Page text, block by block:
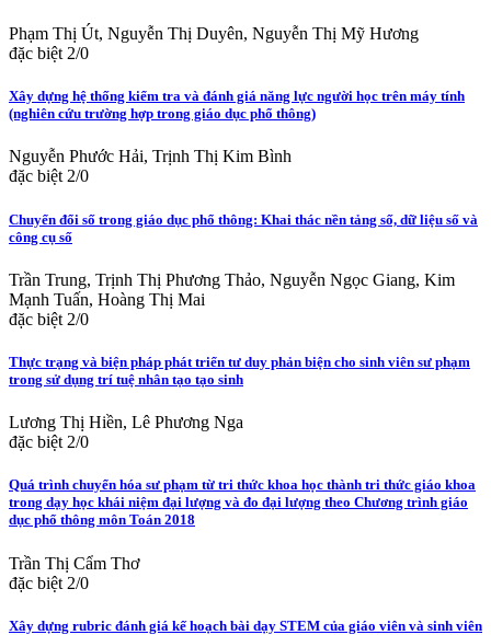
Phạm Thị Út, Nguyễn Thị Duyên, Nguyễn Thị Mỹ Hương
đặc biệt 2/0
Xây dựng hệ thống kiểm tra và đánh giá năng lực người học trên máy tính
(nghiên cứu trường hợp trong giáo dục phổ thông)
Nguyễn Phước Hải, Trịnh Thị Kim Bình
đặc biệt 2/0
Chuyển đổi số trong giáo dục phổ thông: Khai thác nền tảng số, dữ liệu số và
công cụ số
Trần Trung, Trịnh Thị Phương Thảo, Nguyễn Ngọc Giang, Kim
Mạnh Tuấn, Hoàng Thị Mai
đặc biệt 2/0
Thực trạng và biện pháp phát triển tư duy phản biện cho sinh viên sư phạm
trong sử dụng trí tuệ nhân tạo tạo sinh
Lương Thị Hiền, Lê Phương Nga
đặc biệt 2/0
Quá trình chuyển hóa sư phạm từ tri thức khoa học thành tri thức giáo khoa
trong dạy học khái niệm đại lượng và đo đại lượng theo Chương trình giáo
dục phổ thông môn Toán 2018
Trần Thị Cẩm Thơ
đặc biệt 2/0
Xây dựng rubric đánh giá kế hoạch bài dạy STEM của giáo viên và sinh viên